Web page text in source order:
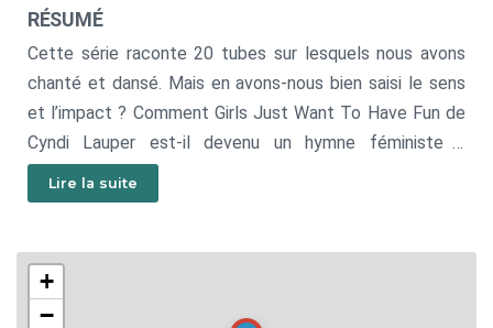
RÉSUMÉ
Cette série raconte 20 tubes sur lesquels nous avons
chanté et dansé. Mais en avons-nous bien saisi le sens
et l’impact ? Comment Girls Just Want To Have Fun de
Cyndi Lauper est-il devenu un hymne féministe ?
Comment Beth Ditto de Gossip a-t-elle imposé un
nouveau modèle féminin ? Rebecca Manzoni porte le
Higelin et Aïssa Maïga, avec la création graphique de
Leslie Plée.
Lire la suite
+
−